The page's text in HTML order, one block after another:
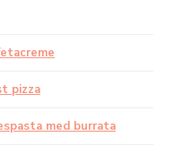
pizza
med burrata